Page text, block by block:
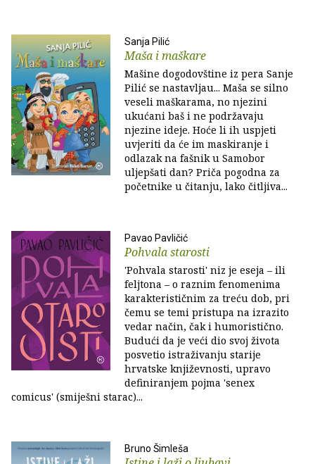
Sanja Pilić
Maša i maškare
Mašine dogodovštine iz pera Sanje
Pilić se nastavljau... Maša se silno
veseli maškarama, no njezini
ukućani baš i ne podržavaju
njezine ideje. Hoće li ih uspjeti
uvjeriti da će im maskiranje i
odlazak na fašnik u Samobor
uljepšati dan? Priča pogodna za
početnike u čitanju, lako čitljiva...
Pavao Pavličić
Pohvala starosti
'Pohvala starosti' niz je eseja – ili
feljtona – o raznim fenomenima
karakterističnim za treću dob, pri
čemu se temi pristupa na izrazito
vedar način, čak i humoristično.
Budući da je veći dio svoj života
posvetio istraživanju starije
hrvatske književnosti, upravo
definiranjem pojma 'senex
comicus' (smiješni starac)...
Bruno Šimleša